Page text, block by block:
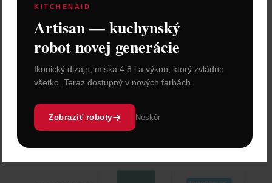
KITCHENAID
Artisan — kuchynský
robot novej generácie
Ikonický dizajn, miska 4,8 l a výkon, ktorý zvládne
všetko. Teraz dostupný v nových farbách.
Zobraziť roboty Neskôr